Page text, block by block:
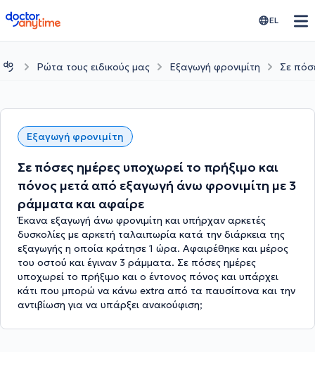
doctoranytime EL
Ρώτα τους ειδικούς μας Εξαγωγή φρονιμίτη Σε
Εξαγωγή φρονιμίτη
Σε πόσες ημέρες υποχωρεί το πρήξιμο και
πόνος μετά από εξαγωγή άνω φρονιμίτη με 3
ράμματα και αφαίρε
Έκανα εξαγωγή άνω φρονιμίτη και υπήρχαν αρκετές
δυσκολίες με αρκετή ταλαιπωρία κατά την διάρκεια της
εξαγωγής η οποία κράτησε 1 ώρα. Αφαιρέθηκε και μέρος
του οστού και έγιναν 3 ράμματα. Σε πόσες ημέρες
υποχωρεί το πρήξιμο και ο έντονος πόνος και υπάρχει
κάτι που μπορώ να κάνω extra από τα παυσίπονα και την
αντιβίωση για να υπάρξει ανακούφιση;